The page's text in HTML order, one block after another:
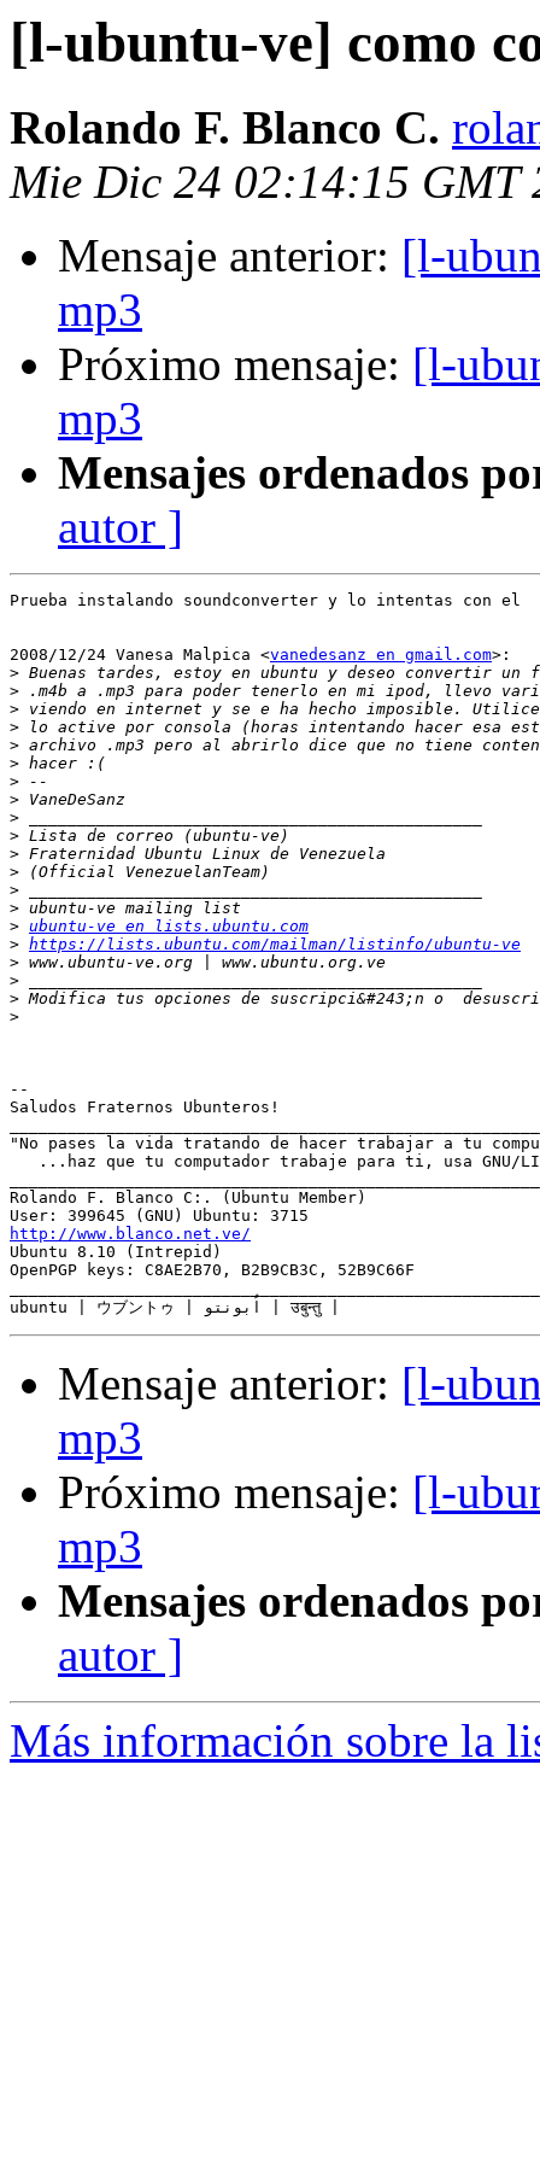
[l-ubuntu-ve] como
Rolando F. Blanco C.
Mie Dic 24 02:14:15 GMT
Mensaje anterior: [l-
mp3
Próximo mensaje: [l-
mp3
Mensajes ordenados
autor ]
Prueba instalando soundconverter y lo intentas con el
2008/12/24 Vanesa Malpica <vanedesanz en gmail.com>:
>
>
>
>
>
>
>
>
>
>
>
>
>
>
> ubuntu-ve en lists.ubuntu.com
> https://lists.ubuntu.com/mailman/listinfo/ubuntu-ve
>
>
> Modifica tus opciones de suscripci&#243;n o
>
--
Saludos Fraternos Ubunteros!
"No pases la vida tratando de hacer trabajar a tu
...haz que tu computador trabaje para ti, usa GNU/
Rolando F. Blanco C:. (Ubuntu Member)
http://www.blanco.net.ve/
Ubuntu 8.10 (Intrepid)
OpenPGP keys: C8AE2B70, B2B9CB3C, 52B9C66F
Mensaje anterior: [l-
mp3
Próximo mensaje: [l-
mp3
Mensajes ordenados
autor ]
Más información sobre la